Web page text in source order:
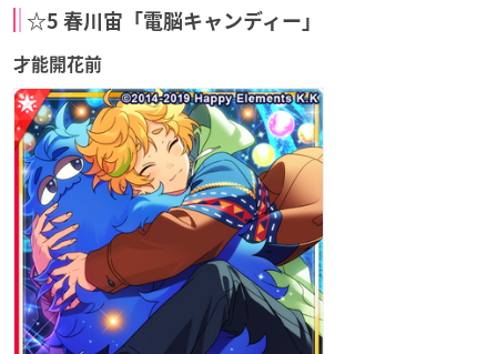
☆5 春川宙「電脳キャンディー」
才能開花前